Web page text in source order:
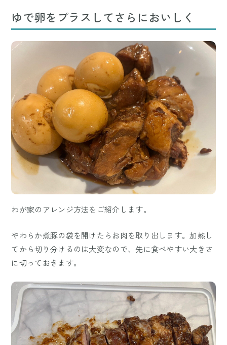
ゆで卵をプラスしてさらにおいしく
わが家のアレンジ方法をご紹介します。
やわらか煮豚の袋を開けたらお肉を取り出します。加熱し
てから切り分けるのは大変なので、先に食べやすい大きさ
に切っておきます。